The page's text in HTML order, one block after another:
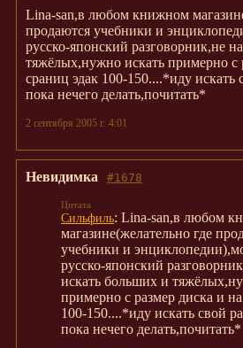
Lina-san,в любом книжном
продаются учебники и
русско-японский разговорник,не
тяжёлых,нужно искать примерно с
сраниц эдак 100-150....*иду искать
пока нечего делать,почитать*
2 сентября 2005 г. 4:01
#1678
Невидимка
Сильфиль: Lina-san,в любом
магазине(желательно где
учебники и
русско-японский
искать больших и
примерно с размер диска и
100-150....*иду искать свой
пока нечего делать,почитать*